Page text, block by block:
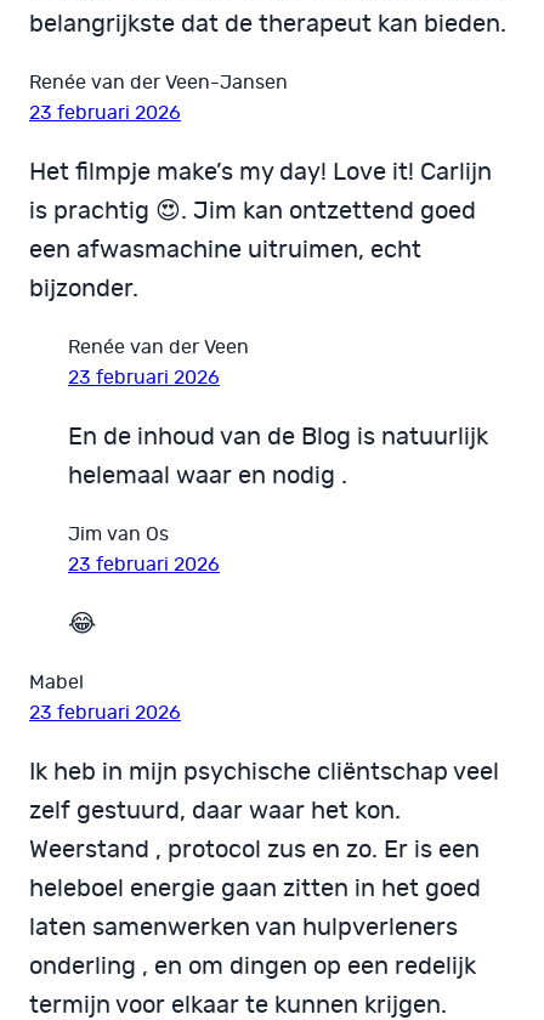
belangrijkste dat de therapeut kan bieden.
Renée van der Veen-Jansen
23 februari 2026
Het filmpje make’s my day! Love it! Carlijn
is prachtig 😍. Jim kan ontzettend goed
een afwasmachine uitruimen, echt
bijzonder.
Renée van der Veen
23 februari 2026
En de inhoud van de Blog is natuurlijk
helemaal waar en nodig .
Jim van Os
23 februari 2026
😂
Mabel
23 februari 2026
Ik heb in mijn psychische cliëntschap veel
zelf gestuurd, daar waar het kon.
Weerstand , protocol zus en zo. Er is een
heleboel energie gaan zitten in het goed
laten samenwerken van hulpverleners
onderling , en om dingen op een redelijk
termijn voor elkaar te kunnen krijgen.